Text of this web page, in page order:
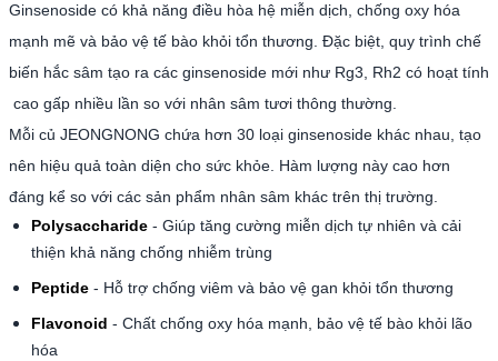
Ginsenoside có khả năng điều hòa hệ miễn dịch, chống oxy hóa
mạnh mẽ và bảo vệ tế bào khỏi tổn thương. Đặc biệt, quy trình chế
biến hắc sâm tạo ra các ginsenoside mới như Rg3, Rh2 có hoạt tính
cao gấp nhiều lần so với nhân sâm tươi thông thường.
Mỗi củ JEONGNONG chứa hơn 30 loại ginsenoside khác nhau, tạo
nên hiệu quả toàn diện cho sức khỏe. Hàm lượng này cao hơn
đáng kể so với các sản phẩm nhân sâm khác trên thị trường.
Polysaccharide - Giúp tăng cường miễn dịch tự nhiên và cải
thiện khả năng chống nhiễm trùng
Peptide - Hỗ trợ chống viêm và bảo vệ gan khỏi tổn thương
Flavonoid - Chất chống oxy hóa mạnh, bảo vệ tế bào khỏi lão
hóa